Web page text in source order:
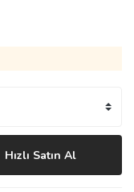
Hızlı Satın Al